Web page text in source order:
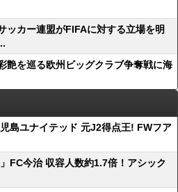
ッカー連盟がFIFAに対する立場を明
艶を巡る欧州ビッグクラブ争奪戦に海
児島ユナイテッド 元J2得点王! FWフア
」FC今治 収容人数約1.7倍！アシック